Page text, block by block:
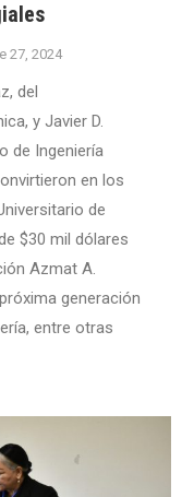
27, 2024
del
y Javier D.
de Ingeniería
en los
de
$30 mil dólares
Azmat A.
generación
entre otras